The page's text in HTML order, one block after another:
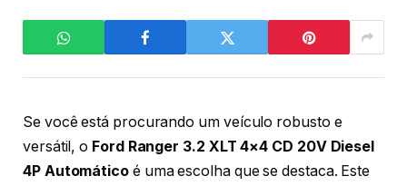
Se você está procurando um veículo robusto e
versátil, o Ford Ranger 3.2 XLT 4×4 CD 20V Diesel
4P Automáticoé uma escolha que se destaca. Este